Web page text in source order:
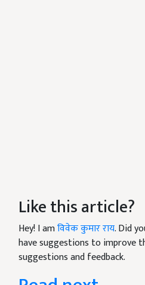
Like this article?
Hey! I amविवेक कुमार राय. Did
have suggestions to improve
suggestions and feedback.